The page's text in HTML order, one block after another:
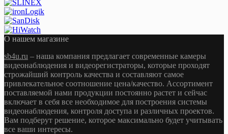
О нашем магазине
sb4u.ru – наша компания предлагает современные камеры
видеонаблюдения и видеорегистраторы, которые проходят
строжайший контроль качества и составляют самое
привлекательное соотношение цена/качество. Ассортимент
поставляемой нами продукции постоянно растет и сейчас
включает в себя все необходимое для построения системы
видеонаблюдения, контроля доступа и различных проектов.
Вам подберут решение, которое максимально будет учитывать
все ваши интересы.